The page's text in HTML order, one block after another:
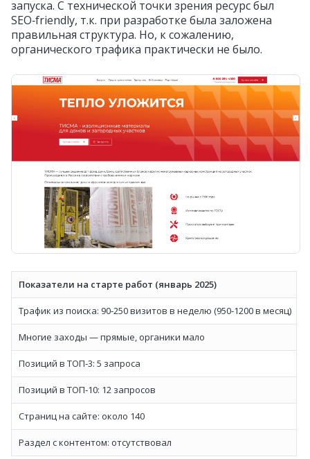
запуска. С технической точки зрения ресурс был
SEO‑friendly, т.к. при разработке была заложена
правильная структура. Но, к сожалению,
органического трафика практически не было.
Показатели на старте работ (январь 2025)
Трафик из поиска: 90‑250 визитов в неделю (950‑1200 в месяц)
Многие заходы — прямые, органики мало
Позиций в ТОП‑3: 5 запроса
Позиций в ТОП‑10: 12 запросов
Страниц на сайте: около 140
Раздел с контентом: отсутствовал